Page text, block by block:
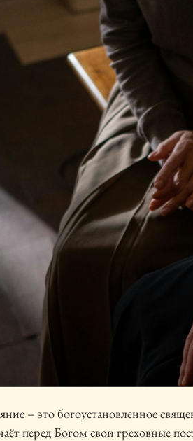
– это богоустановленное
перед Богом свои греховные